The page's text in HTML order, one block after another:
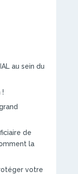
au sein du
!
de
la
votre